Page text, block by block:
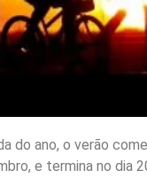
do ano, o verão
e termina no dia